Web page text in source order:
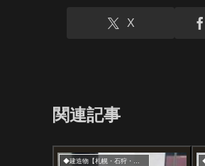
X
関連記事
◆建造物【札幌・石狩・江別】